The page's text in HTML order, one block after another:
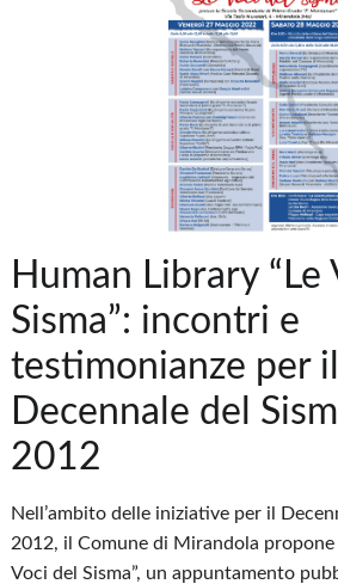
Human Library “Le
Sisma”: incontri e
testimonianze per il
Decennale del
2012
Nell’ambito delle iniziative per il
2012, il Comune di Mirandola propone
Voci del Sisma”, un appuntamento